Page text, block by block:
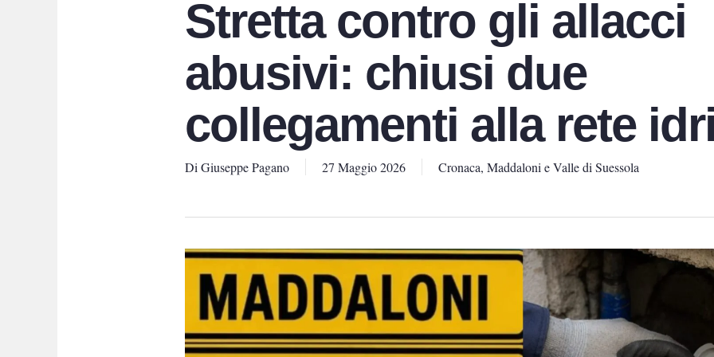
Stretta contro gli allacci
abusivi: chiusi due
collegamenti alla rete
Di Giuseppe Pagano 27 Maggio 2026 Cronaca, Maddaloni e Valle di Suessola